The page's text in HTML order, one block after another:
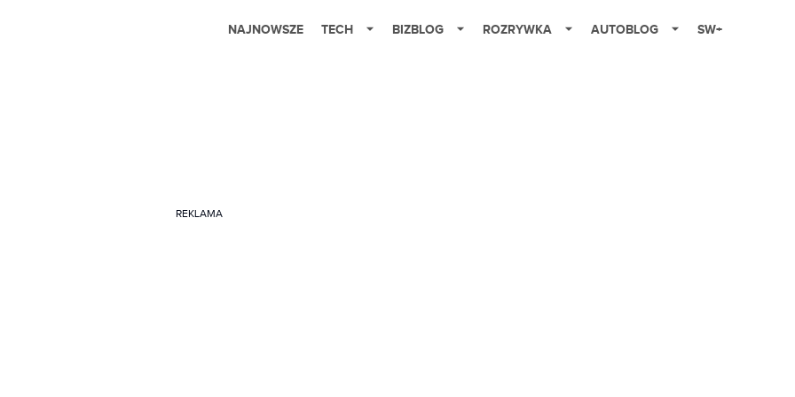
NAJNOWSZE TECH BIZBLOG ROZRYWKA AUTOBLOG SW+
REKLAMA